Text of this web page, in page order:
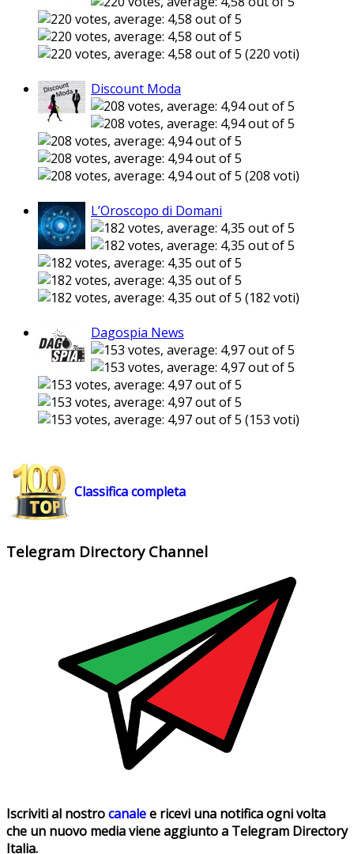
(220 voti)
Discount Moda
(208 voti)
L’Oroscopo di Domani
(182 voti)
Dagospia News
(153 voti)
Classifica completa
Telegram Directory Channel
Iscriviti al nostrocanalee ricevi una notifica ogni volta
che un nuovo media viene aggiunto a Telegram Directory
Italia.